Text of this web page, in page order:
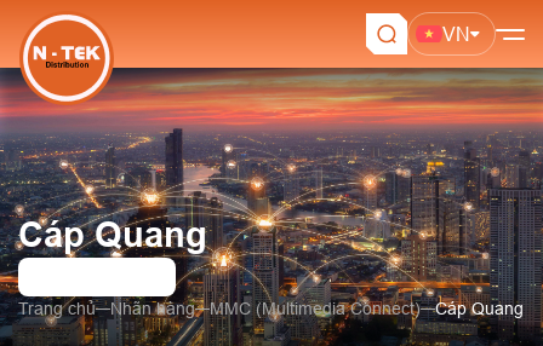
VN
Cáp Quang
Trang chủ Nhãn hàng MMC (Multimedia Connect) Cáp Quang